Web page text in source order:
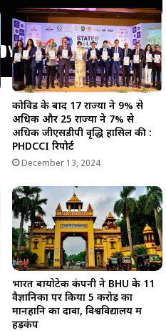
कोविड के बाद 17 राज्यों ने 9% से
अधिक और 25 राज्यों ने 7% से
अधिक जीएसडीपी वृद्धि हासिल की :
PHDCCI रिपोर्ट
December 13, 2024
भारत बायोटेक कंपनी ने BHU के 11
वैज्ञानिकों पर किया 5 करोड़ का
मानहानि का दावा, विश्वविद्यालय में
हड़कंप